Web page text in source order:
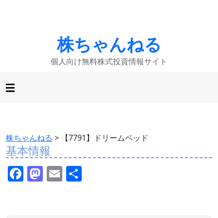
株ちゃんねる
個人向け無料株式投資情報サイト
株ちゃんねる > 【7791】ドリームベッド
基本情報
F M E